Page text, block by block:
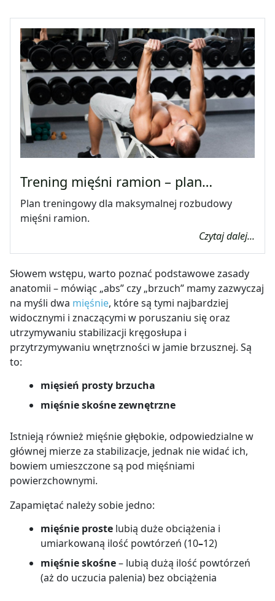
Trening mięśni ramion – plan…
Plan treningowy dla maksymalnej rozbudowy
mięśni ramion.
Czytaj dalej...
Słowem wstępu, warto poznać podstawowe zasady
anatomii – mówiąc „abs” czy „brzuch” mamy zazwyczaj
na myśli dwa mięśnie, które są tymi najbardziej
widocznymi i znaczącymi w poruszaniu się oraz
utrzymywaniu stabilizacji kręgosłupa i
przytrzymywaniu wnętrzności w jamie brzusznej. Są
to:
mięsień prosty brzucha
mięśnie skośne zewnętrzne
Istnieją również mięśnie głębokie, odpowiedzialne w
głównej mierze za stabilizacje, jednak nie widać ich,
bowiem umieszczone są pod mięśniami
powierzchownymi.
Zapamiętać należy sobie jedno:
mięśnie proste lubią duże obciążenia i
umiarkowaną ilość powtórzeń (10–12)
mięśnie skośne– lubią dużą ilość powtórzeń
(aż do uczucia palenia) bez obciążenia